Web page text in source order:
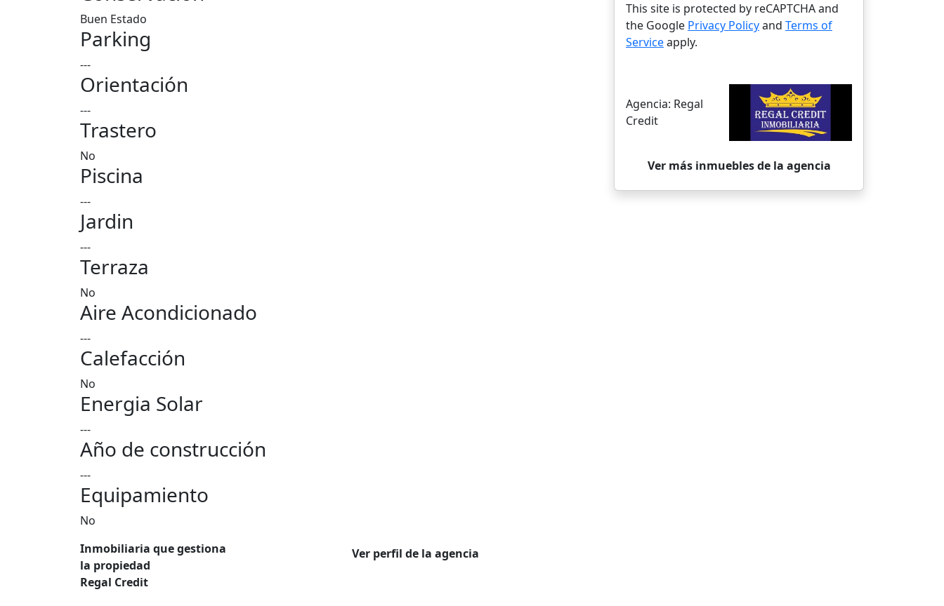
Buen Estado
Parking
---
Orientación
---
Trastero
No
Piscina
---
Jardin
---
Terraza
No
Aire Acondicionado
---
Calefacción
No
Energia Solar
---
Año de construcción
---
Equipamiento
No
Inmobiliaria que gestiona
la propiedad
Regal Credit
Ver perfil de la agencia
This site is protected by reCAPTCHA and
the Google Privacy Policyand Terms of
Serviceapply.
Agencia: Regal
Credit
Ver más inmuebles de la agencia